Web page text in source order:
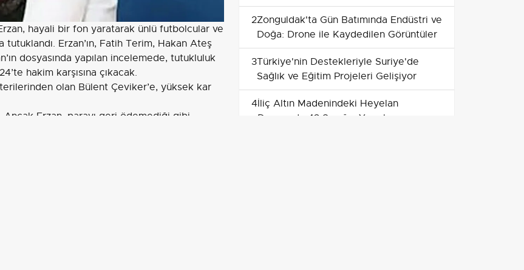
hayali bir fon yaratarak ünlü futbolcular ve
tutuklandı. Erzan’ın, Fatih Terim, Hakan Ateş
dosyasında yapılan incelemede, tutukluluk
hakim karşısına çıkacak.
olan Bülent Çeviker’e, yüksek kar
Erzan, parayı geri ödemediği gibi
yaptırıyor
2Zonguldak'ta Gün Batımında Endüstri ve
Doğa: Drone ile Kaydedilen Görüntüler
3Türkiye'nin Destekleriyle Suriye'de
Sağlık ve Eğitim Projeleri Gelişiyor
4İliç Altın Madenindeki Heyelan
Davasında 43 Sanığın Yargılanmasına